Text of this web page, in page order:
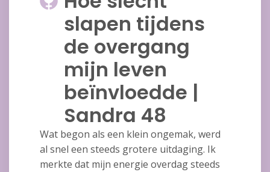
slapen tijdens
de overgang
mijn leven
beïnvloedde |
Sandra 48
Wat begon als een klein ongemak, werd
al snel een steeds grotere uitdaging. Ik
merkte dat mijn energie overdag steeds